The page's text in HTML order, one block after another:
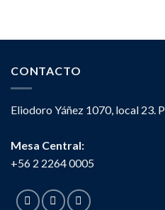
CONTACTO
Eliodoro Yáñez 1070, local 23.
Mesa Central:
+56 2 2264 0005